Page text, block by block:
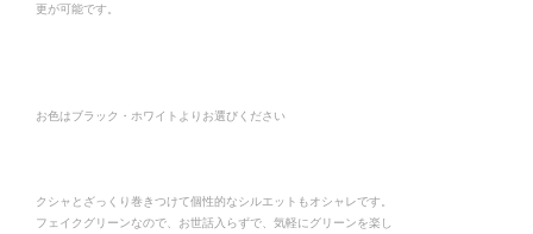
更が可能です。
お色はブラック・ホワイトよりお選びください
クシャとざっくり巻きつけて個性的なシルエットもオシャレです。
フェイクグリーンなので、お世話入らずで、気軽にグリーンを楽し